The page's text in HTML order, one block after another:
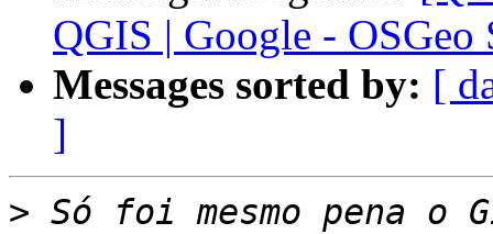
QGIS | Google -
Messages sorted by: [
]
> Só foi mesmo pena o